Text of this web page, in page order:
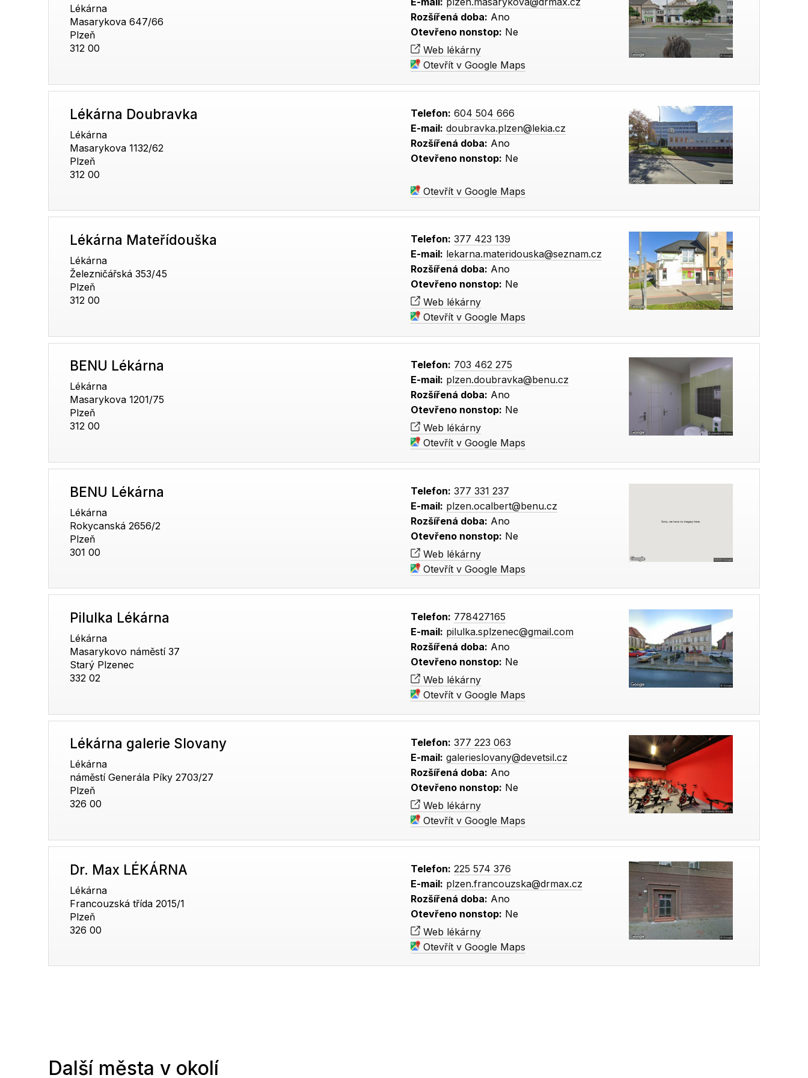
Lékárna
Masarykova 647/66
Plzeň
312 00
Rozšířená doba: Ano
Otevřeno nonstop: Ne
Web lékárny
Otevřít v Google Maps
Lékárna Doubravka
Lékárna
Masarykova 1132/62
Plzeň
312 00
Telefon: 604 504 666
E-mail: doubravka.plzen@lekia.cz
Rozšířená doba: Ano
Otevřeno nonstop: Ne
Otevřít v Google Maps
Lékárna Mateřídouška
Lékárna
Železničářská 353/45
Plzeň
312 00
Telefon: 377 423 139
E-mail: lekarna.materidouska@seznam.cz
Rozšířená doba: Ano
Otevřeno nonstop: Ne
Web lékárny
Otevřít v Google Maps
BENU Lékárna
Lékárna
Masarykova 1201/75
Plzeň
312 00
Telefon: 703 462 275
E-mail: plzen.doubravka@benu.cz
Rozšířená doba: Ano
Otevřeno nonstop: Ne
Web lékárny
Otevřít v Google Maps
BENU Lékárna
Lékárna
Rokycanská 2656/2
Plzeň
301 00
Telefon: 377 331 237
E-mail: plzen.ocalbert@benu.cz
Rozšířená doba: Ano
Otevřeno nonstop: Ne
Web lékárny
Otevřít v Google Maps
Pilulka Lékárna
Lékárna
Masarykovo náměstí 37
Starý Plzenec
332 02
Telefon: 778427165
E-mail: pilulka.splzenec@gmail.com
Rozšířená doba: Ano
Otevřeno nonstop: Ne
Web lékárny
Otevřít v Google Maps
Lékárna galerie Slovany
Lékárna
náměstí Generála Píky 2703/27
Plzeň
326 00
Telefon: 377 223 063
E-mail: galerieslovany@devetsil.cz
Rozšířená doba: Ano
Otevřeno nonstop: Ne
Web lékárny
Otevřít v Google Maps
Dr. Max LÉKÁRNA
Lékárna
Francouzská třída 2015/1
Plzeň
326 00
Telefon: 225 574 376
E-mail: plzen.francouzska@drmax.cz
Rozšířená doba: Ano
Otevřeno nonstop: Ne
Web lékárny
Otevřít v Google Maps
Další města v okolí